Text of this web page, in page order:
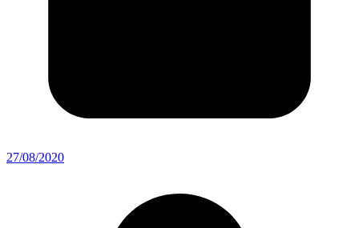
27/08/2020